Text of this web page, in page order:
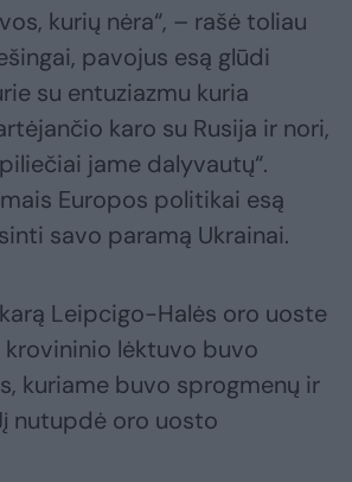
kurių nėra“, – rašė toliau
pavojus esą glūdi
su entuziazmu kuria
karo su Rusija ir nori,
jame dalyvautų“.
Europos politikai esą
savo paramą Ukrainai.
Leipcigo-Halės oro uoste
krovininio lėktuvo buvo
kuriame buvo sprogmenų ir
nutupdė oro uosto